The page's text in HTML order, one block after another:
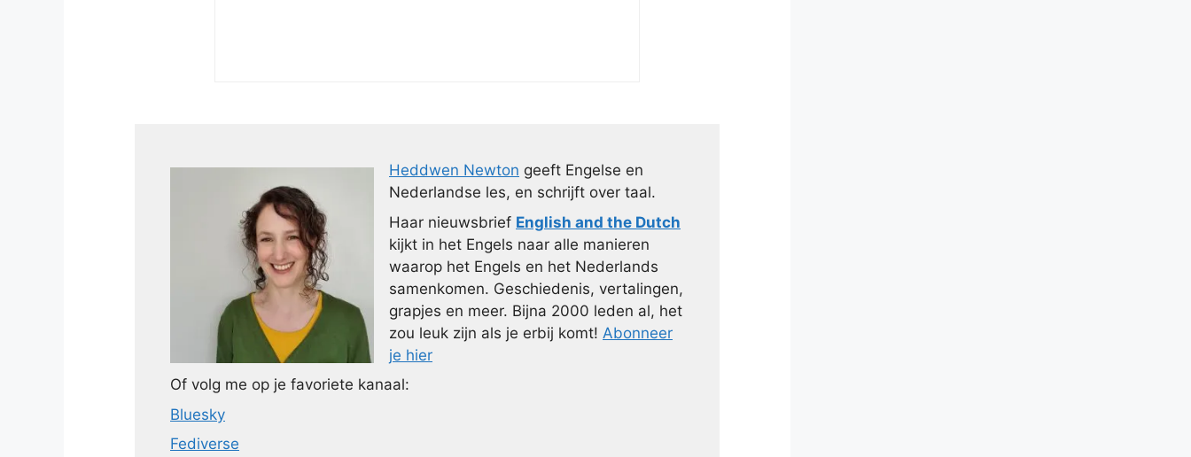
Heddwen Newton geeft Engelse en
Nederlandse les, en schrijft over taal.
Haar nieuwsbrief English and the Dutch
kijkt in het Engels naar alle manieren
waarop het Engels en het Nederlands
samenkomen. Geschiedenis, vertalingen,
grapjes en meer. Bijna 2000 leden al, het
zou leuk zijn als je erbij komt! Abonneer
je hier
Of volg me op je favoriete kanaal:
Bluesky
Fediverse